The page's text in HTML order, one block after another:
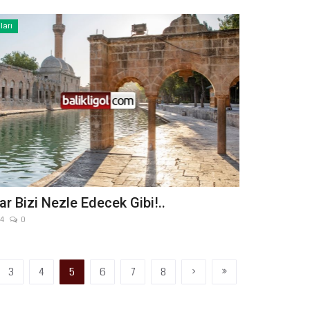
Bizi Nezle Edecek Gibi!..
0
3 4 5 6 7 8 › »